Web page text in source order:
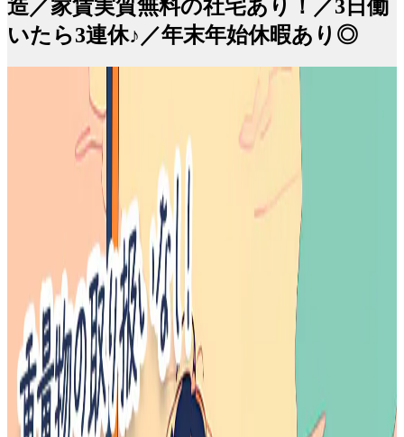
造／家賃実質無料の社宅あり！／3日働
いたら3連休♪／年末年始休暇あり◎